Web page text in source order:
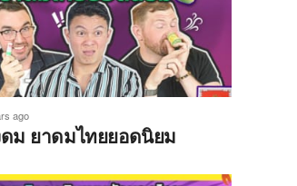
ago
ดม ยาดมไทยยอดนิยม